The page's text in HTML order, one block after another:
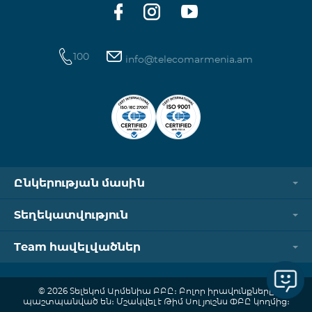
100 info@telecomarmenia.am
Ընկերության մասին
Տեղեկատվություն
Team հավելվածներ
© 2026 Տելեկոմ Արմենիա ԲԲԸ։ Բոլոր իրավունքները
պաշտպանված են։ Մշակվել է Թիմ Սոլյուշնս ՓԲԸ կողմից։